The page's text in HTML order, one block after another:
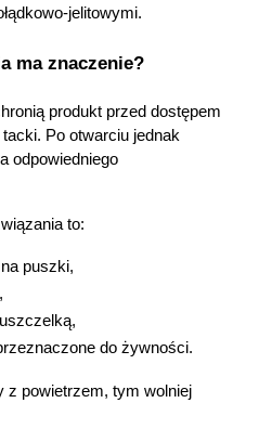
jelitowymi.
ma znaczenie?
produkt przed dostępem
Po otwarciu jednak
odpowiedniego
to:
puszki,
do żywności.
z powietrzem, tym wolniej